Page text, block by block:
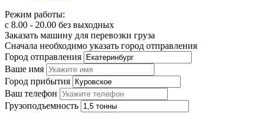
Режим работы:
с 8.00 - 20.00 без выходных
Заказать машину для перевозки груза
Сначала необходимо указать город отправления
Город отправления
Ваше имя
Город прибытия
Ваш телефон
Грузоподъемность